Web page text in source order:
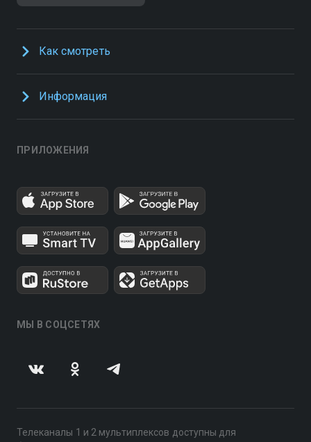
Как смотреть
Информация
ПРИЛОЖЕНИЯ
МЫ В СОЦСЕТЯХ
Телеканалы 1 и 2 мультиплексов доступны для